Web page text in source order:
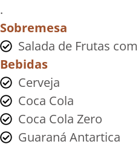
.
Sobremesa
Salada de Frutas
Bebidas
Cerveja
Coca Cola
Coca Cola Zero
Guaraná Antartica